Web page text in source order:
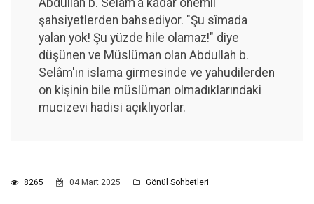
şahsiyetlerden bahsediyor. "Şu sîmada
yalan yok! Şu yüzde hile olamaz!" diye
düşünen ve Müslüman olan Abdullah b.
Selâm'ın islama girmesinde ve yahudilerden
on kişinin bile müslüman olmadıklarındaki
mucizevi hadisi açıklıyorlar.
8265 04 Mart 2025 Gönül Sohbetleri